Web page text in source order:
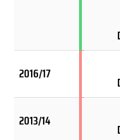
2016/17
2013/14